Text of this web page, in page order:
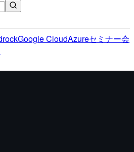
Google CloudAzureセミナー会